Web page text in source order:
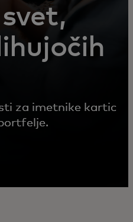
za imetnike kartic